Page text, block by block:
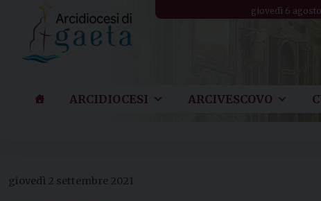
content
giovedì 6
ARCIDIOCESI ARCIVESCOVO
giovedì 2 settembre 2021